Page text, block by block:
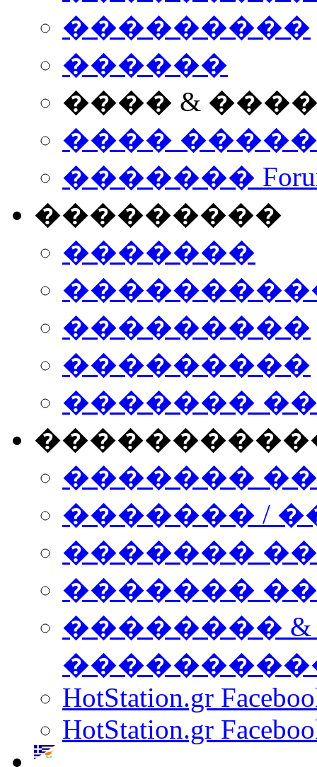
���������
������
���� &
����
�������
���������
�������
���������
���������
�������
�������
������� /
�������
������� ���
��������
HotStation.gr
HotStation.gr